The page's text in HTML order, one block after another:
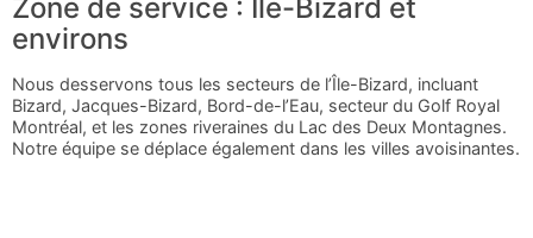
Zone de service : Île-Bizard et
environs
Nous desservons tous les secteurs de l’Île-Bizard, incluant
Bizard, Jacques-Bizard, Bord-de-l’Eau, secteur du Golf Royal
Montréal, et les zones riveraines du Lac des Deux Montagnes.
Notre équipe se déplace également dans les villes avoisinantes.